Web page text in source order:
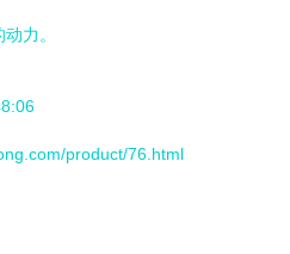
力。
product/76.html